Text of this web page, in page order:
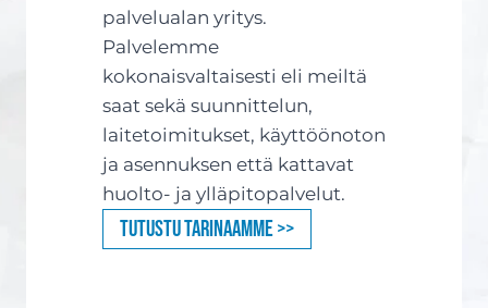
palvelualan yritys.
Palvelemme
kokonaisvaltaisesti eli meiltä
saat sekä suunnittelun,
laitetoimitukset, käyttöönoton
ja asennuksen että kattavat
huolto- ja ylläpitopalvelut.
Tutustu tarinaamme >>